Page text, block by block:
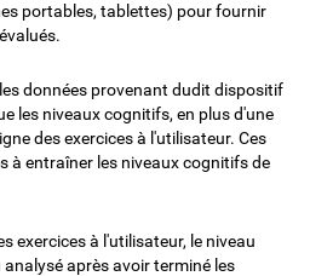
portables, tablettes) pour fournir
données provenant dudit dispositif
les niveaux cognitifs, en plus d'une
des exercices à l'utilisateur. Ces
à entraîner les niveaux cognitifs de
exercices à l'utilisateur, le niveau
après avoir terminé les